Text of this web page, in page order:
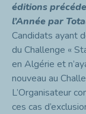
éditions
l’Année par
Candidats ayant
du Challenge «
en Algérie et
nouveau au
L’Organisateur
ces cas